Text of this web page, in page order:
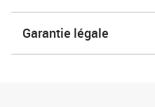
Garantie légale